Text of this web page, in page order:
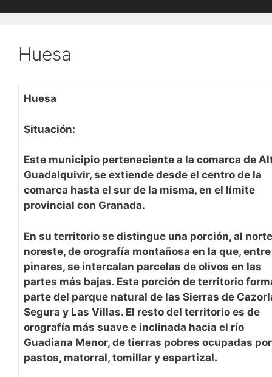
Huesa
Huesa
Situación:
Este municipio perteneciente a la comarca de
Guadalquivir, se extiende desde el centro de la
comarca hasta el sur de la misma, en el límite
provincial con Granada.
En su territorio se distingue una porción, al
noreste, de orografía montañosa en la que, entre
pinares, se intercalan parcelas de olivos en las
partes más bajas. Esta porción de territorio
parte del parque natural de las Sierras de
Segura y Las Villas. El resto del territorio es de
orografía más suave e inclinada hacia el río
Guadiana Menor, de tierras pobres ocupadas por
pastos, matorral, tomillar y espartizal.